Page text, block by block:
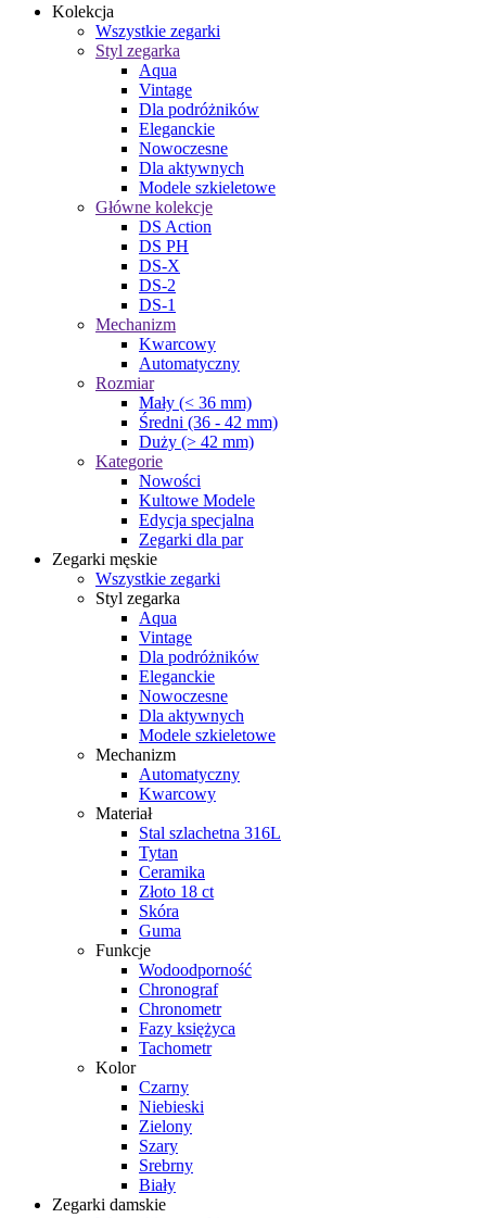
Kolekcja
Wszystkie zegarki
Styl zegarka
Aqua
Vintage
Dla podróżników
Eleganckie
Nowoczesne
Dla aktywnych
Modele szkieletowe
Główne kolekcje
DS Action
DS PH
DS-X
DS-2
DS-1
Mechanizm
Kwarcowy
Automatyczny
Rozmiar
Mały (< 36 mm)
Średni (36 - 42 mm)
Duży (> 42 mm)
Kategorie
Nowości
Kultowe Modele
Edycja specjalna
Zegarki dla par
Zegarki męskie
Wszystkie zegarki
Styl zegarka
Aqua
Vintage
Dla podróżników
Eleganckie
Nowoczesne
Dla aktywnych
Modele szkieletowe
Mechanizm
Automatyczny
Kwarcowy
Materiał
Stal szlachetna 316L
Tytan
Ceramika
Złoto 18 ct
Skóra
Guma
Funkcje
Wodoodporność
Chronograf
Chronometr
Fazy księżyca
Tachometr
Kolor
Czarny
Niebieski
Zielony
Szary
Srebrny
Biały
Zegarki damskie